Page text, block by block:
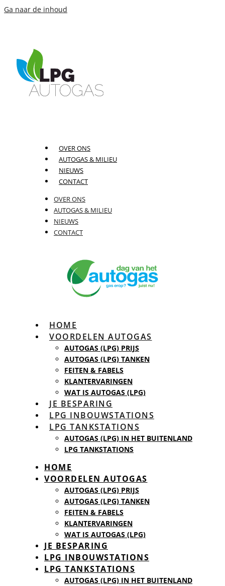
Ga naar de inhoud
OVER ONS
AUTOGAS & MILIEU
NIEUWS
CONTACT
OVER ONS
AUTOGAS & MILIEU
NIEUWS
CONTACT
HOME
VOORDELEN AUTOGAS
AUTOGAS (LPG) PRIJS
AUTOGAS (LPG) TANKEN
FEITEN & FABELS
KLANTERVARINGEN
WAT IS AUTOGAS (LPG)
JE BESPARING
LPG INBOUWSTATIONS
LPG TANKSTATIONS
AUTOGAS (LPG) IN HET BUITENLAND
LPG TANKSTATIONS
HOME
VOORDELEN AUTOGAS
AUTOGAS (LPG) PRIJS
AUTOGAS (LPG) TANKEN
FEITEN & FABELS
KLANTERVARINGEN
WAT IS AUTOGAS (LPG)
JE BESPARING
LPG INBOUWSTATIONS
LPG TANKSTATIONS
AUTOGAS (LPG) IN HET BUITENLAND